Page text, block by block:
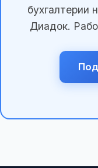
Диадок.